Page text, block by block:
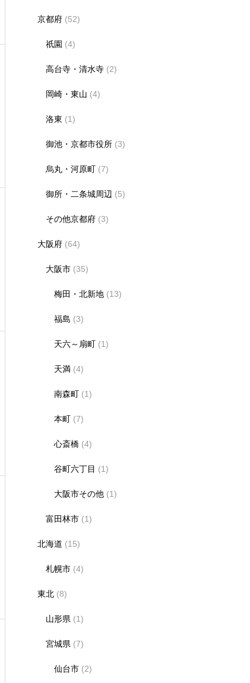
京都府 (52)
祇園 (4)
高台寺・清水寺 (2)
岡崎・東山 (4)
洛東 (1)
御池・京都市役所 (3)
烏丸・河原町 (7)
御所・二条城周辺 (5)
その他京都府 (3)
大阪府 (64)
大阪市 (35)
梅田・北新地 (13)
福島 (3)
天六～扇町 (1)
天満 (4)
南森町 (1)
本町 (7)
心斎橋 (4)
谷町六丁目 (1)
大阪市その他 (1)
富田林市 (1)
北海道 (15)
札幌市 (4)
東北 (8)
山形県 (1)
宮城県 (7)
仙台市 (2)